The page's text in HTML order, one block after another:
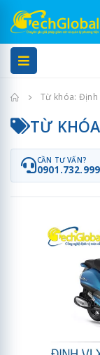
Trang chủTừ khóa: Định
TỪ
CẦN TƯ VẤN?
0901.732.999